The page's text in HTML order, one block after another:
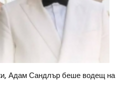
Адам Сандлър беше водещ на